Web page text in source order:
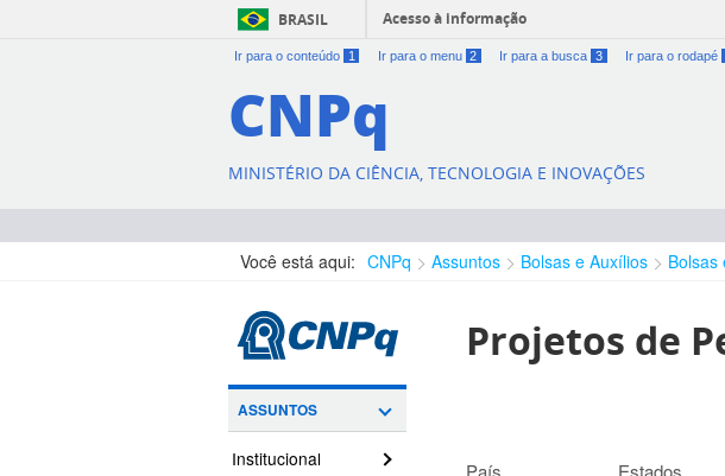
BRASIL Acesso à informação
Ir para o conteúdo 1 Ir para o menu 2 Ir para a busca 3 Ir para o rodapé
CNPq
MINISTÉRIO DA CIÊNCIA, TECNOLOGIA E INOVAÇÕES
Você está aqui: CNPq Assuntos Bolsas e Auxílios Bolsas
ASSUNTOS
Institucional
Projetos de